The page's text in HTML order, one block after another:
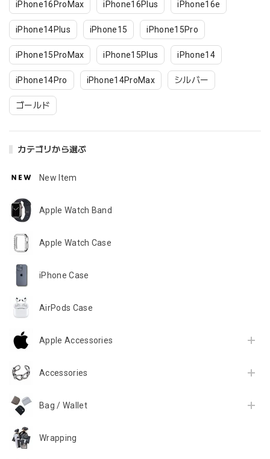
iPhone16ProMax iPhone16Plus iPhone16e
iPhone14Plus iPhone15 iPhone15Pro
iPhone15ProMax iPhone15Plus iPhone14
iPhone14Pro iPhone14ProMax シルバー
ゴールド
カテゴリから選ぶ
New Item
Apple Watch Band
Apple Watch Case
iPhone Case
AirPods Case
Apple Accessories
Accessories
Bag / Wallet
Wrapping